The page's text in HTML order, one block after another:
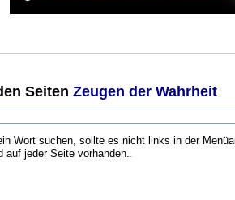
Seiten Zeugen der Wahrheit
Wort suchen, sollte es nicht links in der
auf jeder Seite vorhanden..